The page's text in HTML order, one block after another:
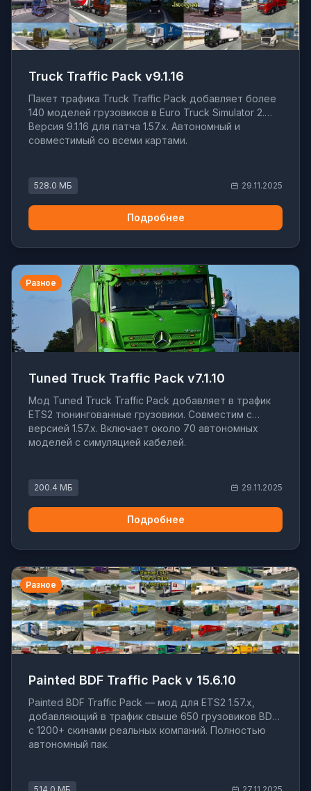
Truck Traffic Pack v9.1.16
Пакет трафика Truck Traffic Pack добавляет более
140 моделей грузовиков в Euro Truck Simulator 2.
Версия 9.1.16 для патча 1.57.x. Автономный и
совместимый со всеми картами.
528.0 МБ 29.11.2025
Подробнее
Разное
Tuned Truck Traffic Pack v7.1.10
Мод Tuned Truck Traffic Pack добавляет в трафик
ETS2 тюнингованные грузовики. Совместим с
версией 1.57.x. Включает около 70 автономных
моделей с симуляцией кабелей.
200.4 МБ 29.11.2025
Подробнее
Разное
Painted BDF Traffic Pack v 15.6.10
Painted BDF Traffic Pack — мод для ETS2 1.57.x,
добавляющий в трафик свыше 650 грузовиков BDF
с 1200+ скинами реальных компаний. Полностью
автономный пак.